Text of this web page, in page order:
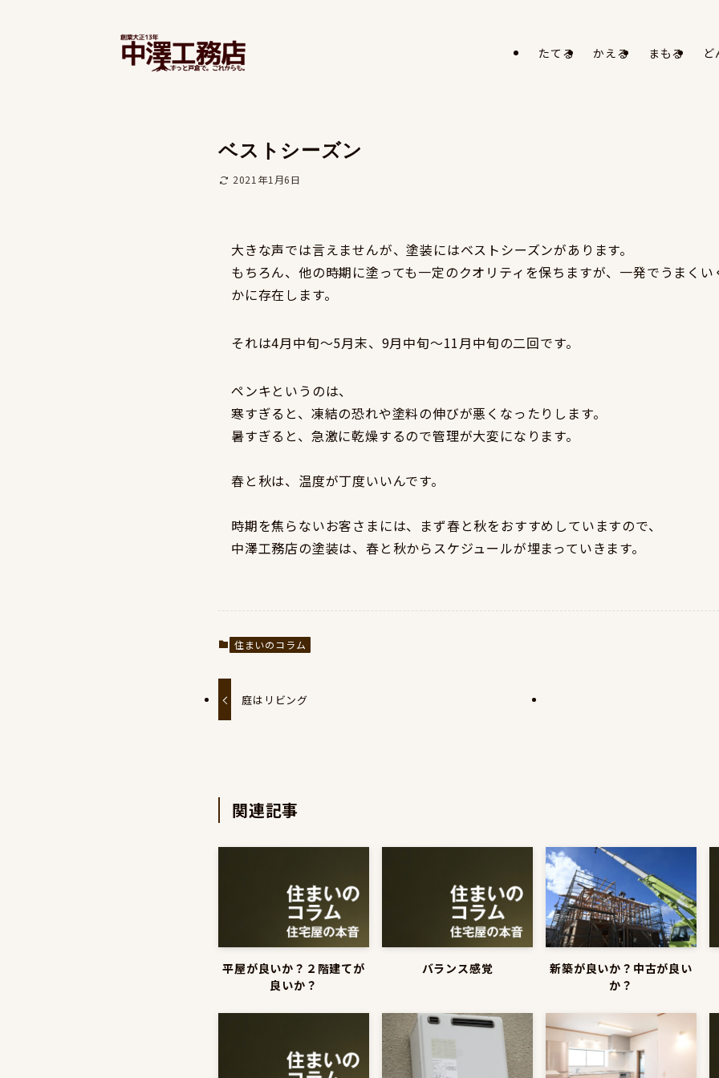
たてる かえる まもる ど
ベストシーズン
2021年1月6日
大きな声では言えませんが、塗装にはベストシーズンがあります。
もちろん、他の時期に塗っても一定のクオリティを保ちますが、一発でうまく
かに存在します。
それは4月中旬～5月末、9月中旬～11月中旬の二回です。
ペンキというのは、
寒すぎると、凍結の恐れや塗料の伸びが悪くなったりします。
暑すぎると、急激に乾燥するので管理が大変になります。
春と秋は、温度が丁度いいんです。
時期を焦らないお客さまには、まず春と秋をおすすめしていますので、
中澤工務店の塗装は、春と秋からスケジュールが埋まっていきます。
住まいのコラム
庭はリビング
関連記事
平屋が良いか？２階建てが
良いか？
バランス感覚
新築が良いか？中古が良い
か？